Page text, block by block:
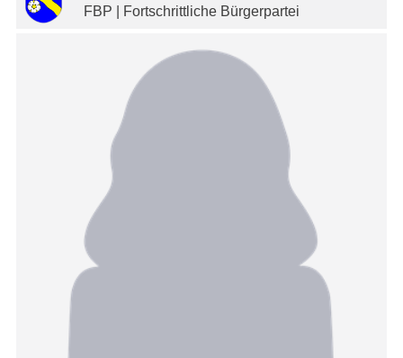
FBP | Fortschrittliche Bürgerpartei